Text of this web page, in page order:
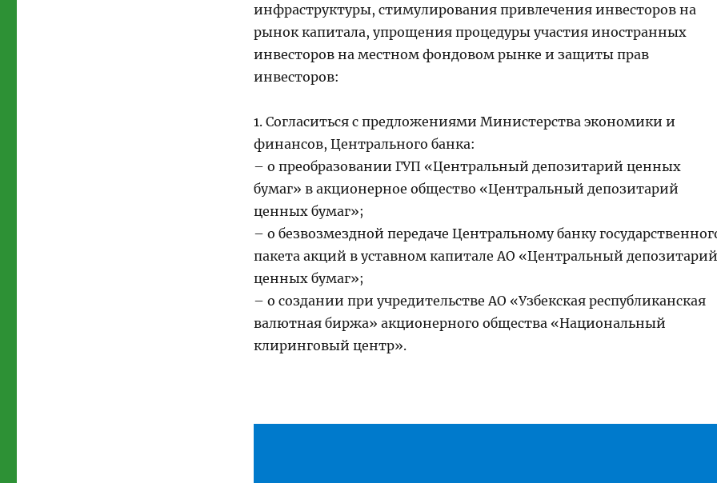
инфраструктуры, стимулирования привлечения инвесторов на
рынок капитала, упрощения процедуры участия иностранных
инвесторов на местном фондовом рынке и защиты прав
инвесторов:
1. Согласиться с предложениями Министерства экономики и
финансов, Центрального банка:
– о преобразовании ГУП «Центральный депозитарий ценных
бумаг» в акционерное общество «Центральный депозитарий
ценных бумаг»;
– о безвозмездной передаче Центральному банку
пакета акций в уставном капитале АО «Центральный депозитарий
ценных бумаг»;
– о создании при учредительстве АО «Узбекская республиканская
валютная биржа» акционерного общества «Национальный
клиринговый центр».